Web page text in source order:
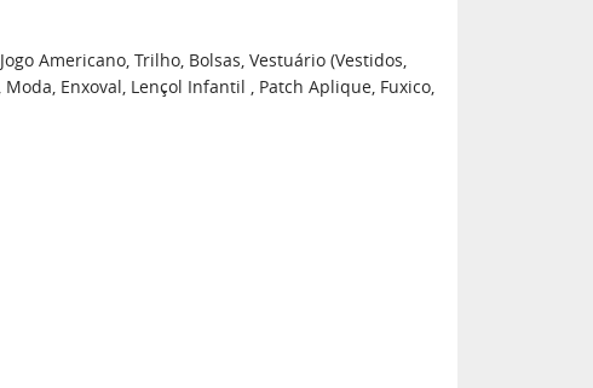
Americano, Trilho, Bolsas, Vestuário (Vestidos,
Enxoval, Lençol Infantil , Patch Aplique, Fuxico,